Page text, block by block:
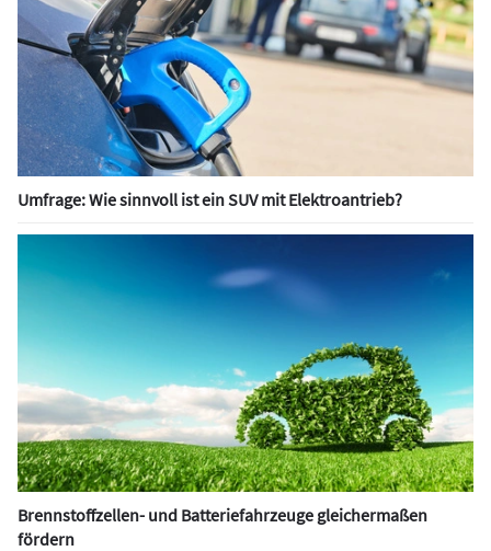
Umfrage: Wie sinnvoll ist ein SUV mit Elektroantrieb?
Brennstoffzellen- und Batteriefahrzeuge gleichermaßen
fördern